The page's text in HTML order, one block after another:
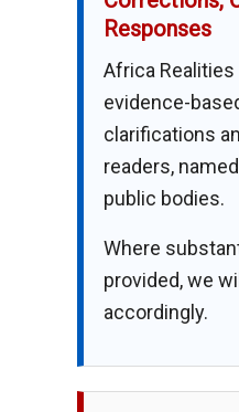
Responses
Africa
evidence-
clarifications
readers,
public bodies.
Where
provided, we
accordingly.